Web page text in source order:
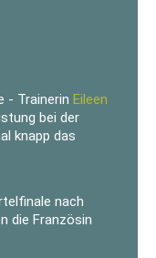
- Trainerin Eileen
bei der
knapp das
nach
die Französin